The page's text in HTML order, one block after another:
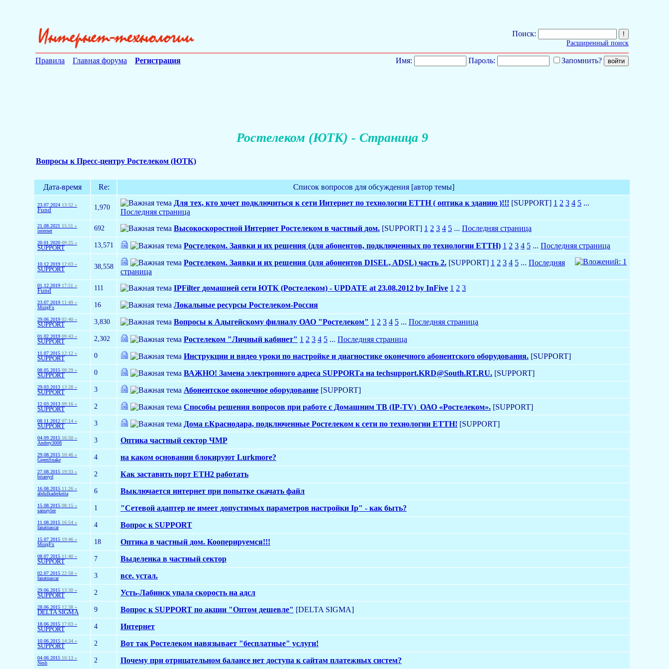
Поиск:
Расширенный поиск
Правила Главная форума Регистрация Имя: Пароль: Запомнить?
Ростелеком (ЮТК) - Страница 9
Вопросы к Пресс-центру Ростелеком (ЮТК)
Дата-время Re: Список вопросов для обсуждения [автор темы]
23.07.2024 13:52 »
Fund 1,970 Для тех, кто хочет подключиться к сети Интернет по технологии ETTH ( оптика к зданию )!!! [SUPPORT] 1 2 3 4 5 ...
Последняя страница
21.08.2021 15:51 »
internet
692 Высокоскоростной Интернет Ростелеком в частный дом. [SUPPORT] 1 2 3 4 5 ... Последняя страница
20.01.2020 09:25 »
SUPPORT 13,571 Ростелеком. Заявки и их решения (для абонентов, подключенных по технологии ETTH) 1 2 3 4 5 ... Последняя страница
10.12.2019 12:03 »
SUPPORT 38,558 Ростелеком. Заявки и их решения (для абонентов DISEL, ADSL) часть 2. [SUPPORT] 1 2 3 4 5 ... Последняя
страница
01.12.2019 17:51 »
Fund 111 IPFilter домашней сети ЮТК (Ростелеком) - UPDATE at 23.08.2012 by InFive 1 2 3
23.07.2019 11:49 »
MozgFx
16 Локальные ресурсы Ростелеком-Россия
29.06.2019 02:40 »
SUPPORT 3,830 Вопросы к Адыгейскому филиалу ОАО "Ростелеком" 1 2 3 4 5 ... Последняя страница
01.02.2019 09:43 »
SUPPORT 2,302 Ростелеком "Личный кабинет" 1 2 3 4 5 ... Последняя страница
11.07.2015 12:12 »
SUPPORT 0 Инструкции и видео уроки по настройке и диагностике оконечного абонентского оборудования. [SUPPORT]
08.05.2015 08:29 »
SUPPORT 0 ВАЖНО! Замена электронного адреса SUPPORTа на techsupport.KRD@South.RT.RU. [SUPPORT]
29.03.2013 13:28 »
SUPPORT 3 Абонентское оконечное оборудование [SUPPORT]
12.03.2013 09:16 »
SUPPORT 2 Cпособы решения вопросов при работе с Домашним ТВ (IP-TV) ОАО «Ростелеком». [SUPPORT]
08.11.2012 07:14 »
SUPPORT 3 Дома г.Краснодара, подключенные Ростелеком к сети по технологии ETTH! [SUPPORT]
04.09.2015 16:50 »
Andrey3008
3 Оптика частный сектор ЧМР
29.08.2015 10:46 »
GreenSnake
4 на каком основании блокируют Lurkmore?
27.08.2015 19:33 »
briareyd
2 Как заставить порт ETH2 работать
16.08.2015 11:26 »
abdulkaderkeita
6 Выключается интернет при попытке скачать файл
15.08.2015 08:15 »
sanseylee
1 "Сетевой адаптер не имеет допустимых параметров настройки Ip" - как быть?
11.08.2015 16:54 »
fanatnascar
4 Вопрос к SUPPORT
15.07.2015 19:46 »
MozgFx
18 Оптика в частный дом. Кооперируемся!!!
08.07.2015 11:40 »
SUPPORT 7 Выделенка в частный сектор
02.07.2015 22:58 »
fanatnascar
3 все. устал.
29.06.2015 13:30 »
SUPPORT 2 Усть-Лабинск упала скорость на адсл
28.06.2015 12:38 »
DELTA SIGMA 9 Вопрос к SUPPORT по акции "Оптом дешевле" [DELTA SIGMA]
18.06.2015 17:03 »
SUPPORT 4 Интернет
10.06.2015 14:34 »
SUPPORT 2 Вот так Ростелеком навязывает "бесплатные" услуги!
04.06.2015 10:13 »
Nesh
2 Почему при отрицательном балансе нет доступа к сайтам платежных систем?